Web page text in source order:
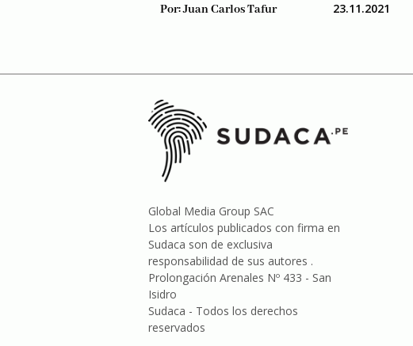
Por:Juan Carlos Tafur 23.11.2021
Global Media Group SAC
Los artículos publicados con firma en
Sudaca son de exclusiva
responsabilidad de sus autores .
Prolongación Arenales Nº 433 - San
Isidro
Sudaca - Todos los derechos
reservados